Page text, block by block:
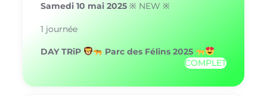
Samedi 10 mai 2025 ※ NEW ※
1 journée
DAY TRiP
Parc des Félins 2025
COMPLET